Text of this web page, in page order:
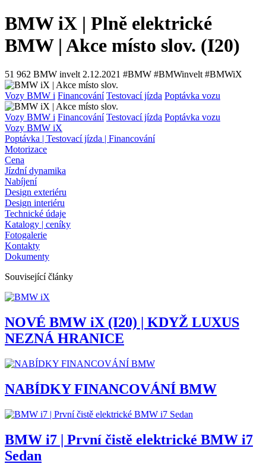
BMW iX | Plně elektrické
BMW | Akce místo slov. (I20)
51 962 BMW invelt 2.12.2021 #BMW #BMWinvelt #BMWiX
Vozy BMW i Financování Testovací jízda Poptávka vozu
Vozy BMW i Financování Testovací jízda Poptávka vozu
Vozy BMW iX
Poptávka | Testovací jízda | Financování
Motorizace
Cena
Jízdní dynamika
Nabíjení
Design exteriéru
Design interiéru
Technické údaje
Katalogy | ceníky
Fotogalerie
Kontakty
Dokumenty
Související články
NOVÉ BMW iX (I20) | KDYŽ LUXUS
NEZNÁ HRANICE
NABÍDKY FINANCOVÁNÍ BMW
BMW i7 | První čistě elektrické BMW i7
Sedan